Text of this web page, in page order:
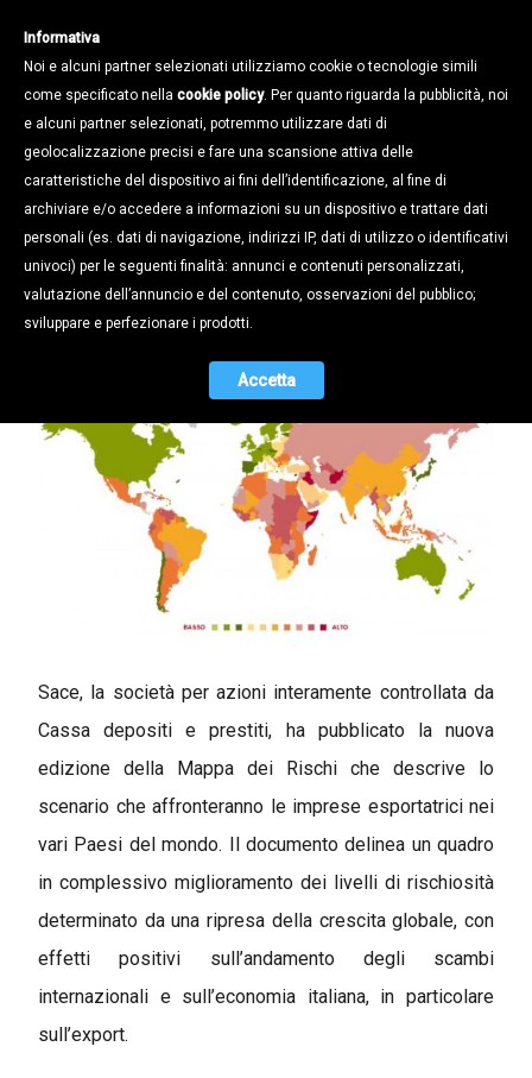
SACE: pubblicata la mappa dei rischi
2018
09.02.2018
Sace, la società per azioni interamente controllata da
Cassa depositi e prestiti, ha pubblicato la nuova
edizione della Mappa dei Rischi che descrive lo
scenario che affronteranno le imprese esportatrici nei
vari Paesi del mondo. Il documento delinea un quadro
in complessivo miglioramento dei livelli di rischiosità
determinato da una ripresa della crescita globale, con
effetti positivi sull’andamento degli scambi
internazionali e sull’economia italiana, in particolare
sull’export.
Informativa
Noi e alcuni partner selezionati utilizziamo cookie o tecnologie simili
come specificato nella cookie policy. Per quanto riguarda la pubblicità, noi
e alcuni partner selezionati, potremmo utilizzare dati di
geolocalizzazione precisi e fare una scansione attiva delle
caratteristiche del dispositivo ai fini dell’identificazione, al fine di
archiviare e/o accedere a informazioni su un dispositivo e trattare dati
personali (es. dati di navigazione, indirizzi IP, dati di utilizzo o identificativi
univoci) per le seguenti finalità: annunci e contenuti personalizzati,
valutazione dell’annuncio e del contenuto, osservazioni del pubblico;
sviluppare e perfezionare i prodotti.
Accetta